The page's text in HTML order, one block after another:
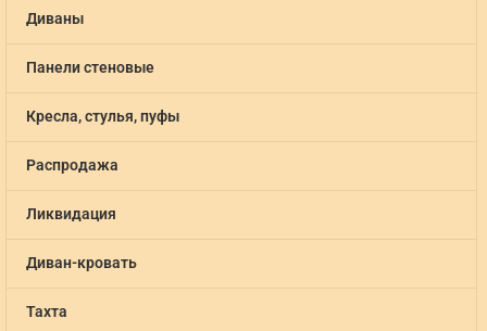
Диваны
Панели стеновые
Кресла, стулья, пуфы
Распродажа
Ликвидация
Диван-кровать
Тахта